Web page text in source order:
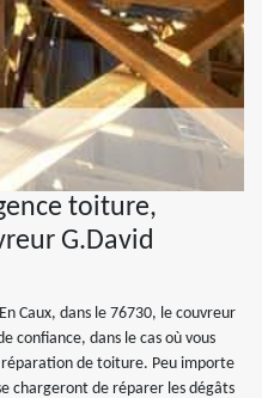
toiture,
G.David
Caux, dans le 76730, le couvreur
confiance, dans le cas où vous
de toiture. Peu importe
chargeront de réparer les dégâts